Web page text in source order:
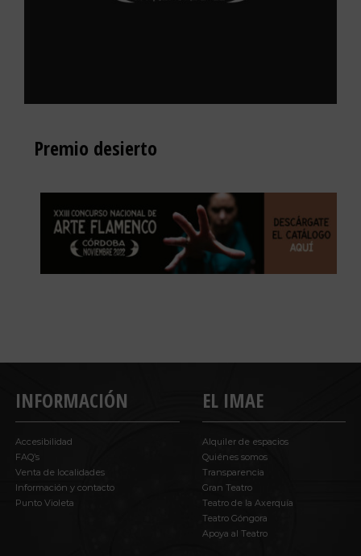
Premio desierto
INFORMACIÓN
Accesibilidad
FAQ’s
Venta de localidades
Información y contacto
Punto Violeta
EL IMAE
Alquiler de espacios
Quiénes somos
Transparencia
Gran Teatro
Teatro de la Axerquía
Teatro Góngora
Apoya al Teatro